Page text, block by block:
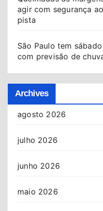
agir com segurança
pista
São Paulo tem
com previsão de
Archives
agosto 2026
julho 2026
junho 2026
maio 2026